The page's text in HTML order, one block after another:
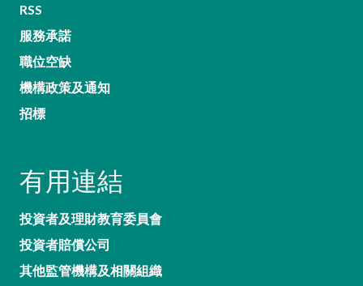
RSS
服務承諾
職位空缺
機構政策及通知
招標
有用連結
投資者及理財教育委員會
投資者賠償公司
其他監管機構及相關組織